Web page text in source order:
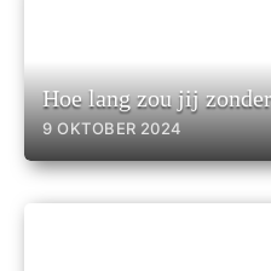
Hoe lang zou jij
9 OKTOBER 2024